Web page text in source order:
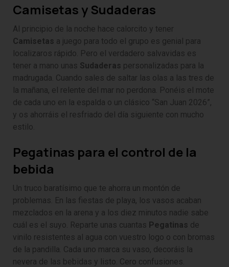
Camisetas y Sudaderas
Al principio de la noche hace calorcito y tener
Camisetas a juego para todo el grupo es genial para
localizaros rápido. Pero el verdadero salvavidas es
tener a mano unas Sudaderas personalizadas para la
madrugada. Cuando sales de saltar las olas a las tres de
la mañana, el relente del mar no perdona. Ponéis el mote
de cada uno en la espalda o un clásico “San Juan 2026”,
y os ahorráis el resfriado del día siguiente con mucho
estilo.
Pegatinas para el control de la
bebida
Un truco baratísimo que te ahorra un montón de
problemas. En las fiestas de playa, los vasos acaban
mezclados en la arena y a los diez minutos nadie sabe
cuál es el suyo. Reparte unas cuantas Pegatinas de
vinilo resistentes al agua con vuestro logo o con bromas
de la pandilla. Cada uno marca su vaso, decoráis la
nevera de las bebidas y listo. Cero confusiones.